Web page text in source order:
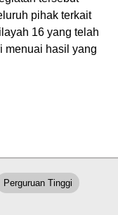
pihak terkait
16 yang telah
menuai hasil yang
Perguruan Tinggi